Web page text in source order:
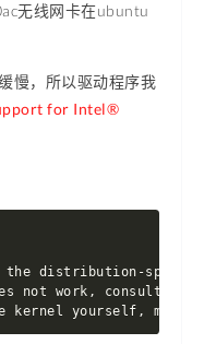
无线网卡在ubuntu
慢，所以驱动程序我
for Intel®
distribution-
not work, consult
kernel yourself, make